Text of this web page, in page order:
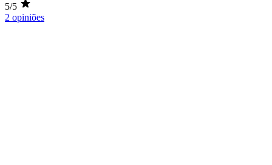
5/5
2 opiniões